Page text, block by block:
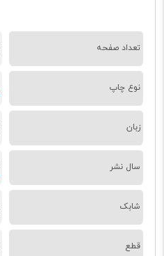
تعداد صفحه
نوع چاپ
زبان
سال نشر
شابک
قطع